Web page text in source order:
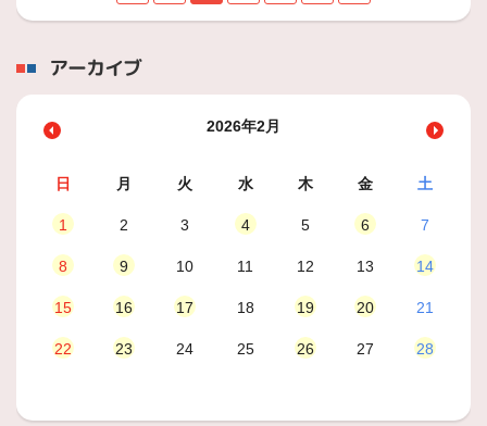
アーカイブ
2026年2月
日 月 火 水 木 金 土
1 2 3 4 5 6 7
8 9 10 11 12 13 14
15 16 17 18 19 20 21
22 23 24 25 26 27 28